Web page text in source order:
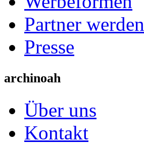
Partner werden
Presse
archinoah
Über uns
Kontakt